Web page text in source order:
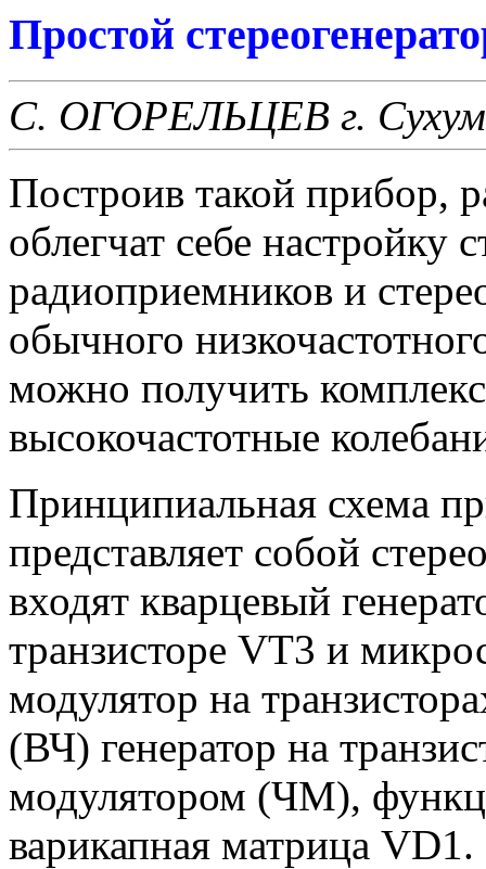
Простой
С. ОГОРЕЛЬЦЕВ г.
Построив такой прибор,
облегчат себе настройку
радиоприемников и
обычного
можно получить
высокочастотные
Принципиальная схема
представляет собой
входят кварцевый
транзисторе VT3 и
модулятор на
(ВЧ) генератор на
модулятором (ЧМ),
варикапная матрица VD1.